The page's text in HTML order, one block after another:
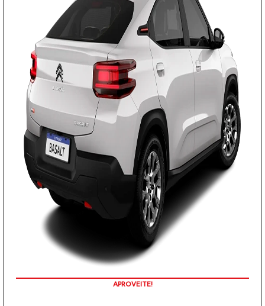
O VALOR ANUNCIADO JÁ CONTEMPLA AS ISENÇÕES DE IPI E ICMS